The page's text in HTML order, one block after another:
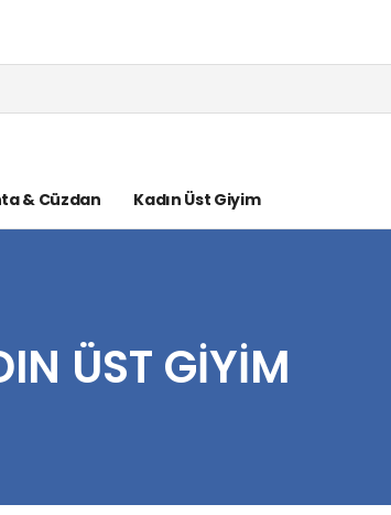
& Cüzdan Kadın Üst Giyim
ÜST GIYIM